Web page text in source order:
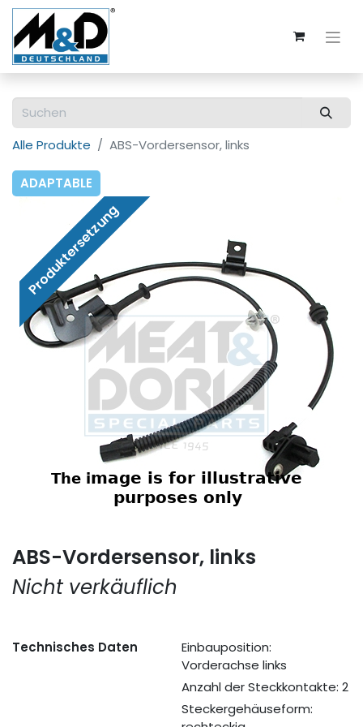
Alle Produkte ABS-Vordersensor, links
ADAPTABLE
Produktersetzung
ABS-Vordersensor, links
Nicht verkäuflich
Technisches Daten
Einbauposition:
Vorderachse links
Anzahl der Steckkontakte: 2
Steckergehäuseform: